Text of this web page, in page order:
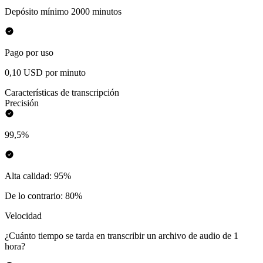
Depósito mínimo 2000 minutos
Pago por uso
0,10 USD por minuto
Características de transcripción
Precisión
99,5%
Alta calidad: 95%
De lo contrario: 80%
Velocidad
¿Cuánto tiempo se tarda en transcribir un archivo de audio de 1
hora?